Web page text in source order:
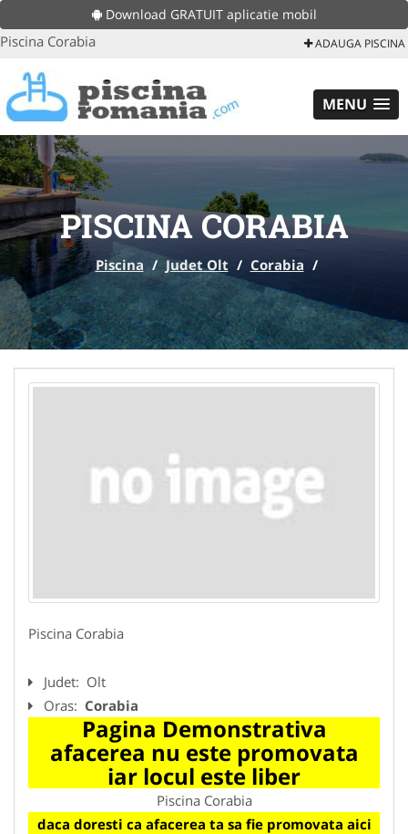
Download GRATUIT aplicatie mobil
Piscina Corabia ADAUGA PISCINA
MENU
PISCINA CORABIA
Piscina / Judet Olt / Corabia /
Piscina Corabia
Judet: Olt
Oras: Corabia
Pagina Demonstrativa
afacerea nu este promovata
iar locul este liber
Piscina Corabia
daca doresti ca afacerea ta sa fie promovata aici